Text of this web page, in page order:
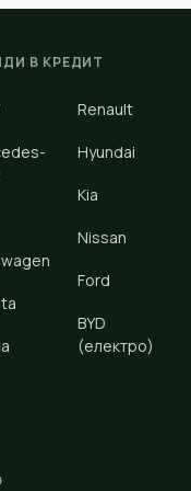
В КРЕДИТ
Renault
Hyundai
Kia
Nissan
Ford
BYD
(електро)